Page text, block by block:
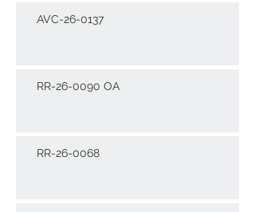
AVC-26-0137
RR-26-0090 OA
RR-26-0068